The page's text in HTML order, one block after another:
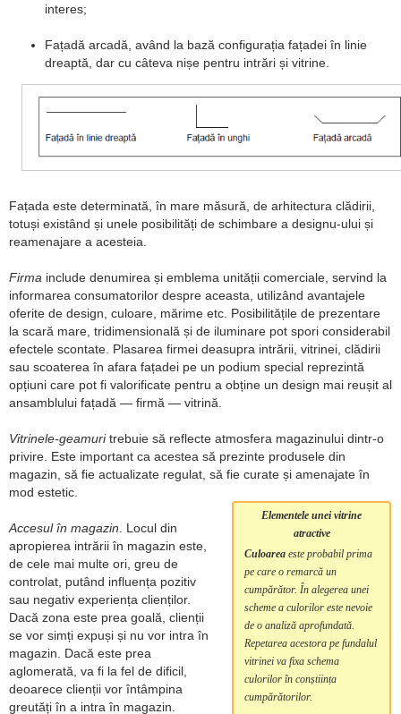
interes;
Fațadă arcadă, având la bază configurația fațadei în linie
dreaptă, dar cu câteva nișe pentru intrări și vitrine.
Fațada este determinată, în mare măsură, de arhitectura clădirii,
totuși existând și unele posibilități de schimbare a designu-ului și
reamenajare a acesteia.
Firma include denumirea și emblema unității comerciale, servind la
informarea consumatorilor despre aceasta, utilizând avantajele
oferite de design, culoare, mărime etc. Posibilitățile de prezentare
la scară mare, tridimensională și de iluminare pot spori considerabil
efectele scontate. Plasarea firmei deasupra intrării, vitrinei, clădirii
sau scoaterea în afara fațadei pe un podium special reprezintă
opțiuni care pot fi valorificate pentru a obține un design mai reușit al
ansamblului fațadă — firmă — vitrină.
Vitrinele-geamuritrebuie să reflecte atmosfera magazinului dintr-o
privire. Este important ca acestea să prezinte produsele din
magazin, să fie actualizate regulat, să fie curate și amenajate în
mod estetic.
Elementele unei vitrine
atractive
Culoarea este probabil prima
pe care o remarcă un
cumpărător. În alegerea unei
scheme a culorilor este nevoie
de o analiză aprofundată.
Repetarea acestora pe fundalul
vitrinei va fixa schema
culorilor în conștiința
cumpărătorilor.
Accesul în magazin . Locul din
apropierea intrării în magazin este,
de cele mai multe ori, greu de
controlat, putând influența pozitiv
sau negativ experiența clienților.
Dacă zona este prea goală, clienții
se vor simți expuși și nu vor intra în
magazin. Dacă este prea
aglomerată, va fi la fel de dificil,
deoarece clienții vor întâmpina
greutăți în a intra în magazin.